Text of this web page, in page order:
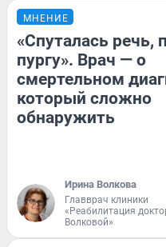
МНЕНИЕ
«Спуталась речь,
пургу». Врач — о
смертельном
который сложно
обнаружить
Ирина Волкова
Главврач клиники
«Реабилитация
Волковой»